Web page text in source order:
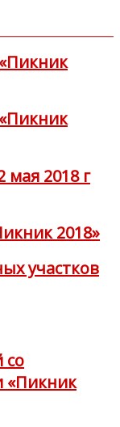
мая 2018 г
2018»
участков
со
«Пикник